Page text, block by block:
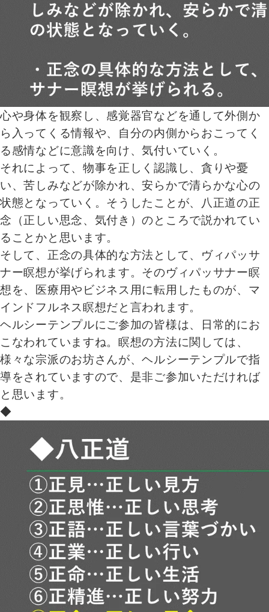
心や身体を観察し、感覚器官などを通して外側か
ら入ってくる情報や、自分の内側からおこってく
る感情などに意識を向け、気付いていく。
それによって、物事を正しく認識し、貪りや憂
い、苦しみなどが除かれ、安らかで清らかな心の
状態となっていく。そうしたことが、八正道の正
念（正しい思念、気付き）のところで説かれてい
ることかと思います。
そして、正念の具体的な方法として、ヴィパッサ
ナー瞑想が挙げられます。そのヴィパッサナー瞑
想を、医療用やビジネス用に転用したものが、マ
インドフルネス瞑想だと言われます。
ヘルシーテンプルにご参加の皆様は、日常的にお
こなわれていますね。瞑想の方法に関しては、
様々な宗派のお坊さんが、ヘルシーテンプルで指
導をされていますので、是非ご参加いただければ
と思います。
◆